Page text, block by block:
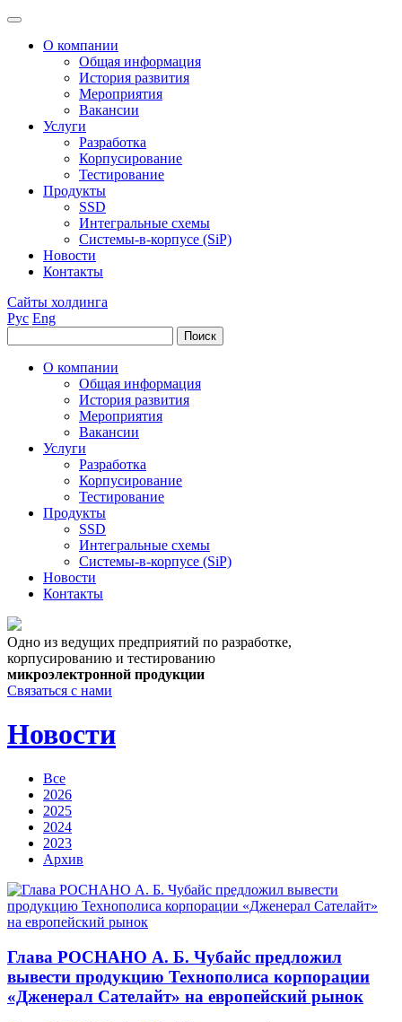
О компании
Общая информация
История развития
Мероприятия
Вакансии
Услуги
Разработка
Корпусирование
Тестирование
Продукты
SSD
Интегральные схемы
Системы-в-корпусе (SiP)
Новости
Контакты
Сайты холдинга
Рус Eng
О компании
Общая информация
История развития
Мероприятия
Вакансии
Услуги
Разработка
Корпусирование
Тестирование
Продукты
SSD
Интегральные схемы
Системы-в-корпусе (SiP)
Новости
Контакты
Одно из ведущих предприятий по разработке,
корпусированию и тестированию
микроэлектронной продукции
Связаться с нами
Новости
Все
2026
2025
2024
2023
Архив
Глава РОСНАНО А. Б. Чубайс предложил
вывести продукцию Технополиса корпорации
«Дженерал Сателайт» на европейский рынок